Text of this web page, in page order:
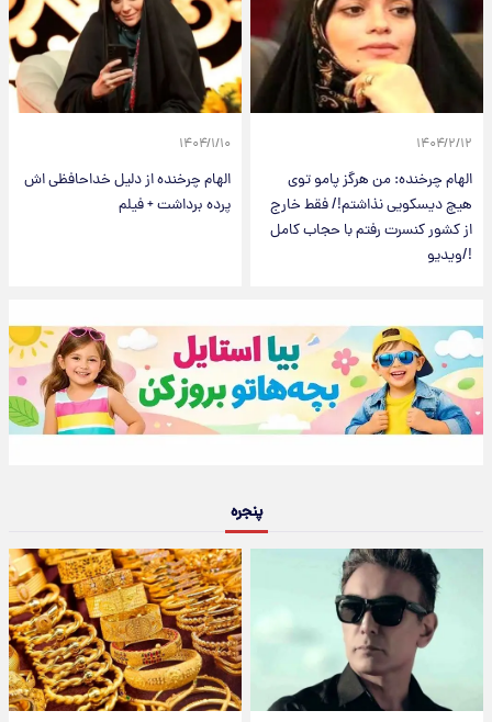
۱۴۰۴/۲/۱۲
الهام چرخنده: من هرگز پامو توی
هیچ دیسکویی نذاشتم!/ فقط خارج
از کشور کنسرت رفتم با حجاب کامل
!/ویدیو
۱۴۰۴/۱/۱۰
الهام چرخنده از دلیل خداحافظی اش
پرده برداشت + فیلم
پنجره